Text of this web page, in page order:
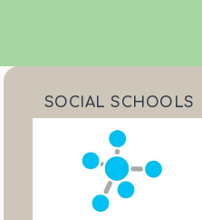
SOCIAL SCHOOLS